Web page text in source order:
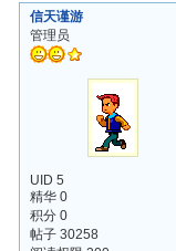
信天谨游
管理员
UID 5
精华 0
积分 0
帖子 30258